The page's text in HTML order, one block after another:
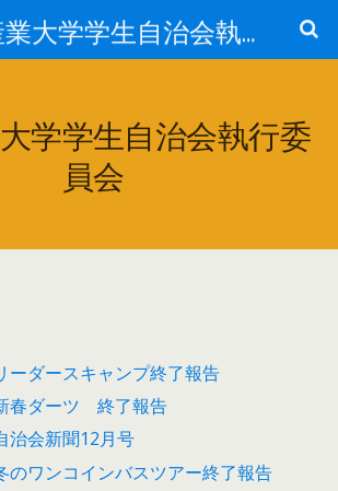
大阪産業大学学生自治会執行委員会
学学生自治会執行委
員会
ダースキャンプ終了報告
春ダーツ 終了報告
会新聞12月号
ワンコインバスツアー終了報告